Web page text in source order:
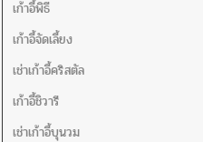
เก้าอี้พิธี
เก้าอี้จัดเลี้ยง
เช่าเก้าอี้คริสตัล
เก้าอี้ชิวารี
เช่าเก้าอี้บุนวม